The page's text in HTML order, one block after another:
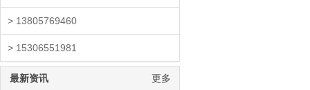
> 13805769460
> 15306551981
最新资讯 更多